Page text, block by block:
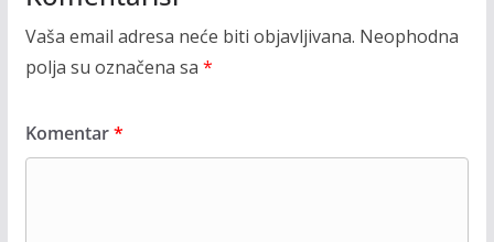
Vaša email adresa neće biti objavljivana. Neophodna
polja su označena sa *
Komentar*